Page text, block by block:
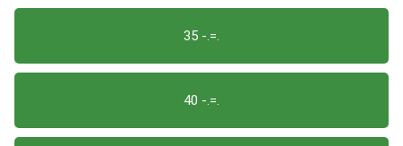
35 -.=.
40 -.=.